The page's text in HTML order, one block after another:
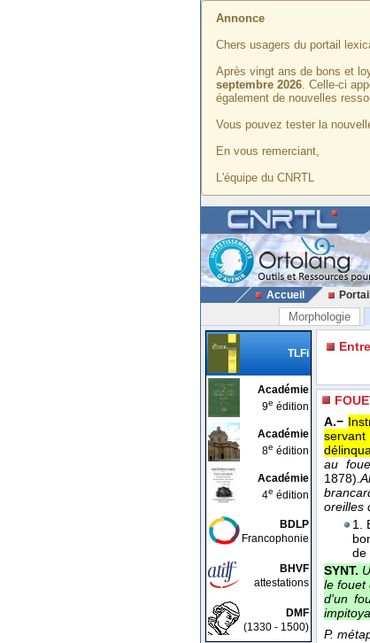
Annonce
Chers usagers du portail
Après vingt ans de bons et
septembre 2026. Celle-ci
également de nouvelles
Vous pouvez tester la
En vous remerciant,
L'équipe du CNRTL
Accueil
Morphologie
TLFi
Académie
9e édition
Académie
8e édition
Académie
4e édition
BDLP
Francophonie
BHVF
attestations
DMF
(1330 - 1500)
A.−
servant
au
1878).
oreilles
1.
de
SYNT.
le fouet
d'un
P.